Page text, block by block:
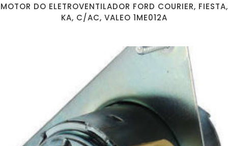
MOTOR DO ELETROVENTILADOR FORD COURIER, FIESTA,
KA, C/AC, VALEO 1ME012A